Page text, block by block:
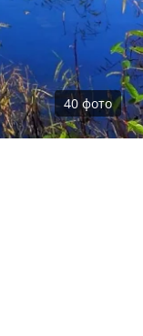
40 фото